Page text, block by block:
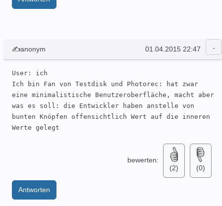
✍anonym 01.04.2015 22:47
User: ich
Ich bin Fan von Testdisk und Photorec: hat zwar
eine minimalistische Benutzeroberfläche, macht aber
was es soll: die Entwickler haben anstelle von
bunten Knöpfen offensichtlich Wert auf die inneren
Werte gelegt
bewerten:
(2)
(0)
Antworten